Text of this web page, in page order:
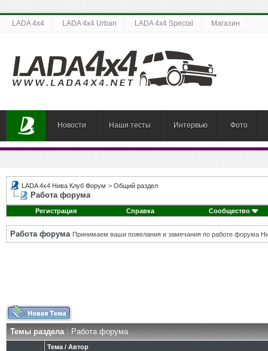
LADA 4x4 LADA 4x4 Urban LADA 4x4 Special Магазин
Новости Наши тесты Интервью Фото
LADA 4x4 Нива Клуб Форум > Общий раздел
Работа форума
Регистрация Справка Сообщество
Работа форума Принимаем ваши пожелания и замечания по работе форума
Темы раздела: Работа форума
Тема / Автор